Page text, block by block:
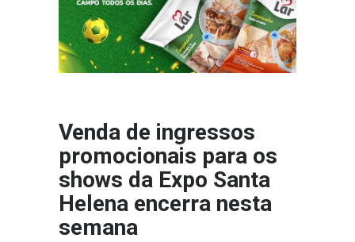
Venda de ingressos
promocionais para os
shows da Expo Santa
Helena encerra nesta
semana